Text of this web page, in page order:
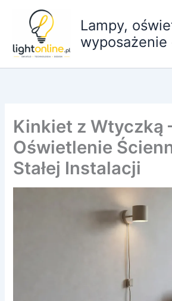
Lampy,
wyposażenie
Kinkiet z Wtyczką
Oświetlenie
Stałej Instalacji